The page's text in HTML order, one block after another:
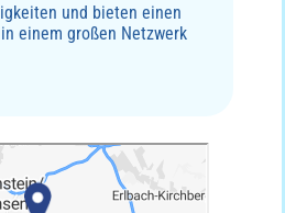
und bieten einen
einem großen Netzwerk